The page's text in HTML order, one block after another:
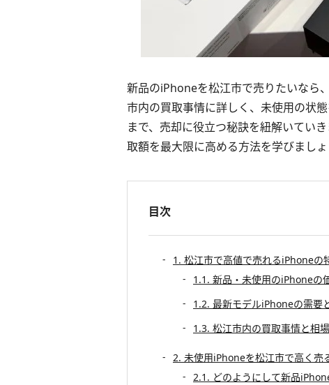
新品のiPhoneを松江市で売りたいなら
市内の買取事情に詳しく、未使用の状
まで、売却に役立つ秘訣を紐解いてい
取額を最大限に高める方法を学びましょ
目次
1. 松江市で高値で売れるiPhoneの
1.1. 新品・未使用のiPhoneの
1.2. 最新モデルiPhoneの需要
1.3. 松江市内の買取事情と相
2. 未使用iPhoneを松江市で高く売
2.1. どのようにして新品